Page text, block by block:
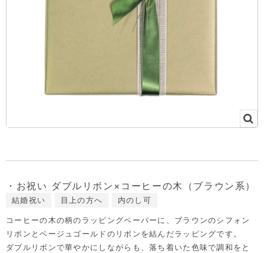
・お祝い ダブルリボン×コーヒーの木（ブラウン系）
結婚祝い 目上の方へ 内のし可
コーヒーの木の柄のラッピングペーパーに、ブラウンのシフォン
リボンとベージュゴールドのリボンを結んだラッピングです。
ダブルリボンで華やかにしながらも、落ち着いた色味で調和をと